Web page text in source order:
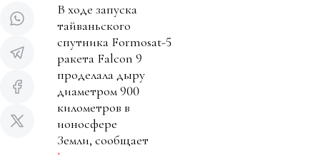
В ходе запуска
тайваньского
спутника Formosat-5
ракета Falcon 9
проделала дыру
диаметром 900
километров в
ионосфере
Земли, сообщает